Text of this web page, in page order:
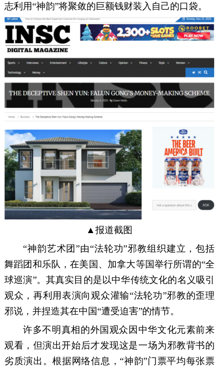
志利用“神韵”将聚敛的巨额钱财装入自己的口袋。
▲报道截图
“神韵艺术团”由“法轮功”邪教组织建立，包括
舞蹈团和乐队，在美国、加拿大等国举行所谓的“全
球巡演”。 其真实 目的是以中华传统文化的名义吸引
观众，再利用表演向观众灌输“法轮功”邪教的歪理
邪说，并捏造其在中国“遭受迫害”的情节。
许多不明真相的外国观众 因 中华文化元素前来
观看，但演出开始后才发现这是一场为邪教背书的
劣质演出。根据网络信息， “神韵”门票平均每张票